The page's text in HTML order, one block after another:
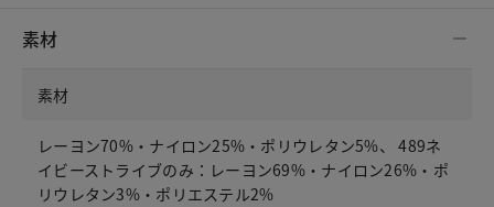
素材
素材
レーヨン70%・ナイロン25%・ポリウレタン5%、 489ネ
イビーストライブのみ：レーヨン69%・ナイロン26%・ポ
リウレタン3%・ポリエステル2%